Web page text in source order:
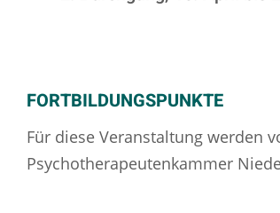
FORTBILDUNGSPUNKTE
Für diese Veranstaltung werden
Psychotherapeutenkammer